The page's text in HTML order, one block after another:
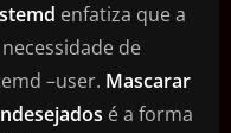
enfatiza que a
de
–user. Mascarar
é a forma